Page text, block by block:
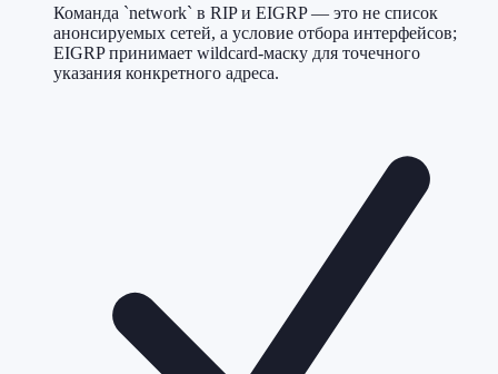
Команда `network` в RIP и EIGRP — это не список
анонсируемых сетей, а условие отбора интерфейсов;
EIGRP принимает wildcard-маску для точечного
указания конкретного адреса.